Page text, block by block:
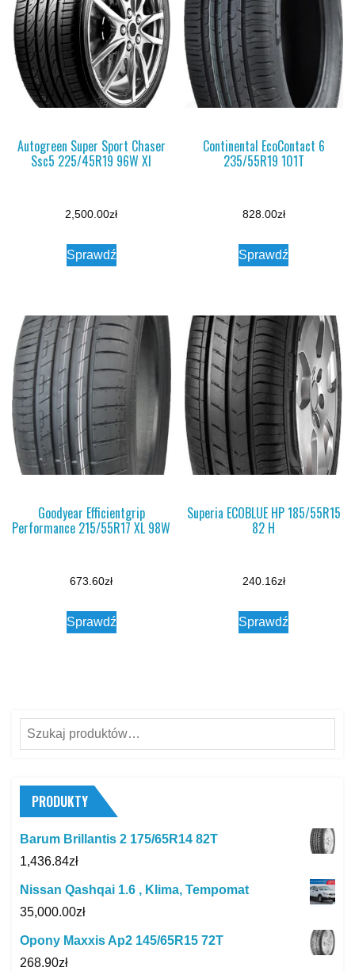
Autogreen Super Sport Chaser
Ssc5 225/45R19 96W Xl
2,500.00zł
Sprawdź
Continental EcoContact 6
235/55R19 101T
828.00zł
Sprawdź
Goodyear Efficientgrip
Performance 215/55R17 XL 98W
673.60zł
Sprawdź
Superia ECOBLUE HP 185/55R15
82 H
240.16zł
Sprawdź
Szukaj:
PRODUKTY
Barum Brillantis 2 175/65R14 82T
1,436.84zł
Nissan Qashqai 1.6 , Klima, Tempomat
35,000.00zł
Opony Maxxis Ap2 145/65R15 72T
268.90zł